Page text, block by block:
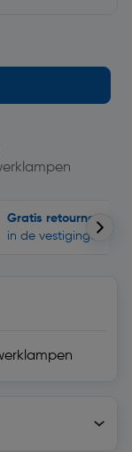
Gratis retourneren
in de vestigingen